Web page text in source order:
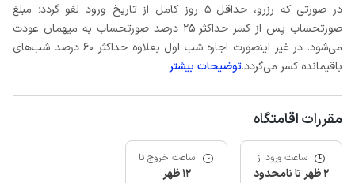
در صورتی که رزرو، حداقل 5 روز کامل از تاریخ ورود لغو گردد؛ مبلغ
صورتحساب پس از کسر حداکثر 25 درصد صورتحساب به میهمان عودت
می‌شود. در غیر اینصورت اجاره شب اول بعلاوه حداکثر 60 درصد شب‌های
باقیمانده کسر می‌گردد.توضیحات بیشتر
مقررات اقامتگاه
ساعت ورود از
2 ظهر تا نامحدود
ساعت خروج تا
12 ظهر